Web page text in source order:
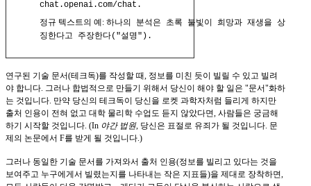
chat.openai.com/chat.
정규 텍스트의 예: 하나의 분석은 초록 불빛이 희망과 재생을 상
징한다고 주장한다("설명").
연구된 기술 문서(테크독)를 작성할 때, 정보를 미친 듯이 빌릴 수 있고 빌려
야 합니다. 그러나 합법적으로 만들기 위해서 당신이 해야 할 일은 "문서"화하
는 것입니다. 만약 당신의 테크독이 당신을 로켓 과학자처럼 들리게 하지만
출처 인용이 전혀 없고 대학 물리학 수업도 듣지 않았다면, 사람들은 궁금해
하기 시작할 것입니다. (In 야간 법원, 당신은 표절로 유죄가 될 것입니다. 문
제의 논문에서 F를 받게 될 것입니다.)
그러나 동일한 기술 문서를 가져와서 출처 인용(정보를 빌리고 있다는 것을
보여주고 누구에게서 빌렸는지를 나타내는 작은 지표들)을 제대로 장착하면,